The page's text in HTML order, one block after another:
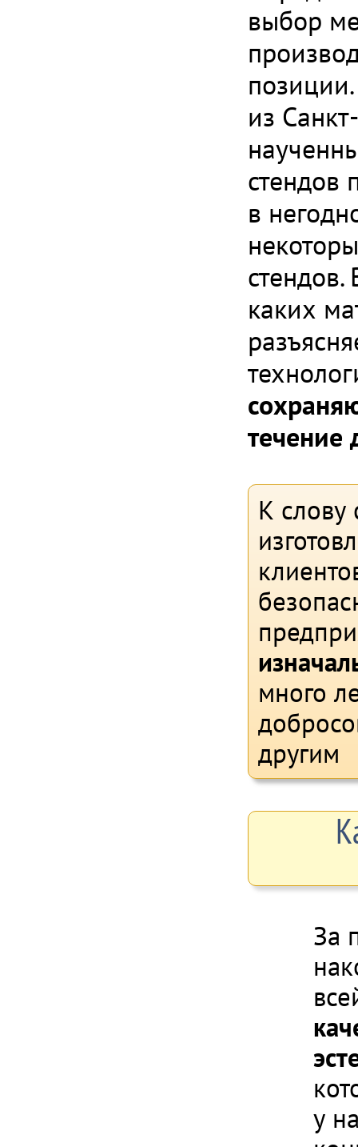
выбор
из
стендов
в
каких
течение
К слову
много
другим
За
у